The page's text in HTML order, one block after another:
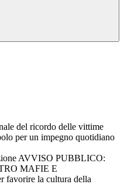
del ricordo delle vittime
per un impegno quotidiano
AVVISO PUBBLICO:
MAFIE E
favorire la cultura della